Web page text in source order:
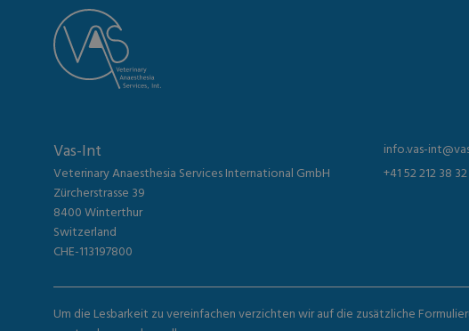
Vas-Int
Veterinary Anaesthesia Services International GmbH
Zürcherstrasse 39
8400 Winterthur
Switzerland
CHE-113197800
info.vas-
+41 52 212 38 32
Um die Lesbarkeit zu vereinfachen verzichten wir auf die zusätzliche